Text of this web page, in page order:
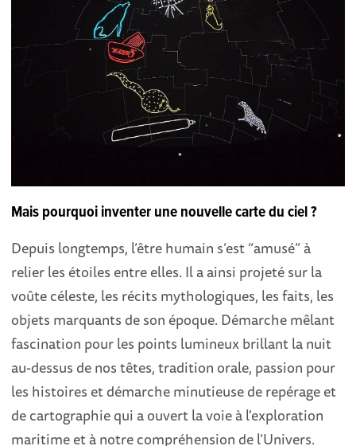
Mais pourquoi inventer une nouvelle carte du ciel ?
Depuis longtemps, l’être humain s’est “amusé” à
relier les étoiles entre elles. Il a ainsi projeté sur la
voûte céleste, les récits mythologiques, les faits, les
objets marquants de son époque. Démarche mêlant
fascination pour les points lumineux brillant la nuit
au-dessus de nos têtes, tradition orale, passion pour
les histoires et démarche minutieuse de repérage et
de cartographie qui a ouvert la voie à l'exploration
maritime et à notre compréhension de l’Univers.